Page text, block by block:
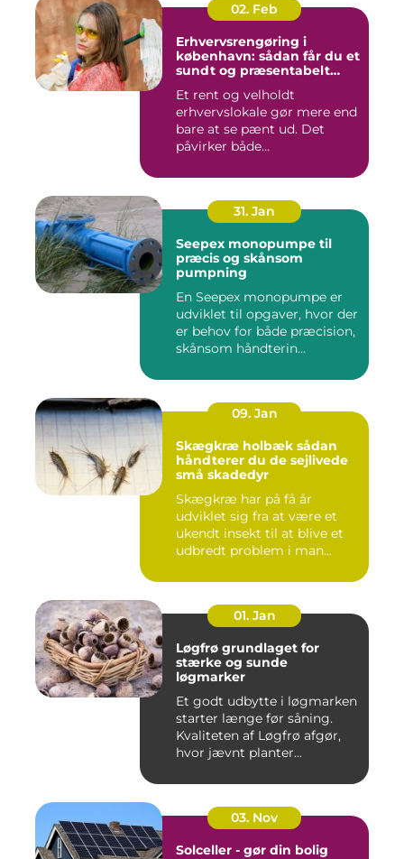
02. Feb
Erhvervsrengøring i
københavn: sådan får du et
sundt og præsentabelt
Et rent og velholdt
erhvervslokale gør mere end
bare at se pænt ud. Det
påvirker både
31. Jan
Seepex monopumpe til
præcis og skånsom
pumpning
En Seepex monopumpe er
udviklet til opgaver, hvor der
er behov for både præcision,
skånsom håndterin...
09. Jan
Skægkræ holbæk sådan
håndterer du de sejlivede
små skadedyr
Skægkræ har på få år
udviklet sig fra at være et
ukendt insekt til at blive et
udbredt problem i man...
01. Jan
Løgfrø grundlaget for
stærke og sunde
løgmarker
Et godt udbytte i løgmarken
starter længe før såning.
Kvaliteten af Løgfrø afgør,
hvor jævnt planter...
03. Nov
Solceller - gør din bolig